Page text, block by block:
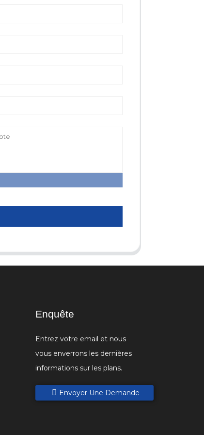
Enquête
Entrez votre email et nous
vous enverrons les dernières
informations sur les plans.
Envoyer Une Demande